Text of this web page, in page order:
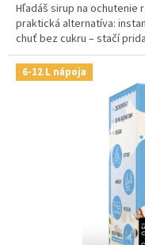
Hľadáš sirup na ochutenie
praktická alternatíva:
chuť bez cukru – stačí
6-12 L nápoja